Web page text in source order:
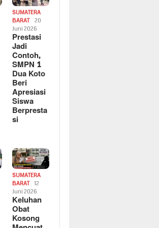
SUMATERA
BARAT
20
Juni 2026
Prestasi
Jadi
Contoh,
SMPN 1
Dua Koto
Beri
Apresiasi
Siswa
Berpresta
si
SUMATERA
BARAT
12
Juni 2026
Keluhan
Obat
Kosong